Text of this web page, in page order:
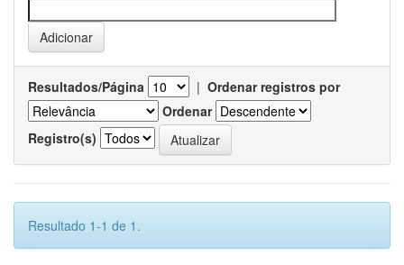
Resultados/Página | Ordenar registros por
Ordenar
Registro(s)
Resultado 1-1 de 1.